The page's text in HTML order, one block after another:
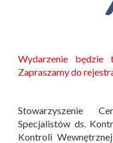
Wydarzenie będzie
Zapraszamy do
Stowarzyszenie
Specjalistów ds.
Kontroli